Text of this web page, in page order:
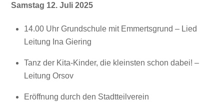
Samstag 12. Juli 2025
14.00 Uhr Grundschule mit Emmertsgrund – Lied
Leitung Ina Giering
Tanz der Kita-Kinder, die kleinsten schon dabei! –
Leitung Orsov
Eröffnung durch den Stadtteilverein